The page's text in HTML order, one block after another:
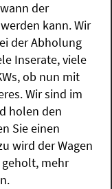
der
kann. Wir
der Abholung
Inserate, viele
ob nun mit
Wir sind im
holen den
Sie einen
wird der Wagen
mehr